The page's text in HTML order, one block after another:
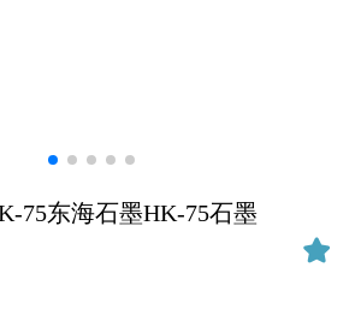
75东海石墨HK-75石墨